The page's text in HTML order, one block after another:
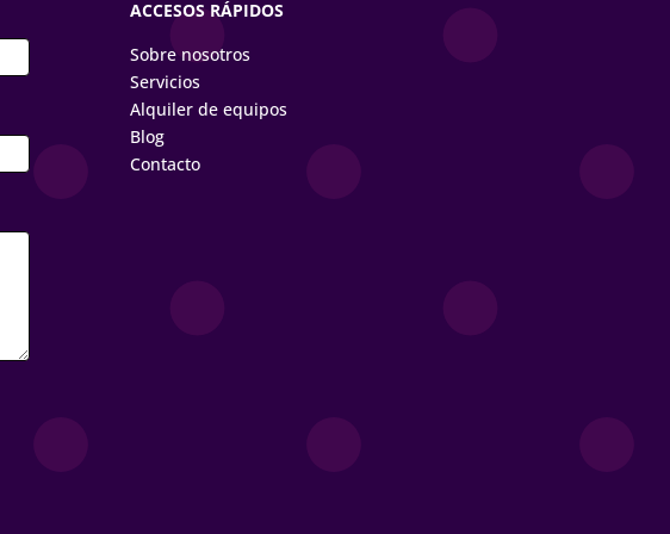
ACCESOS RÁPIDOS
Sobre nosotros
Servicios
Alquiler de equipos
Blog
Contacto